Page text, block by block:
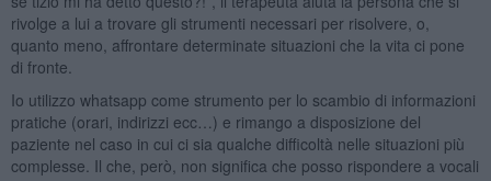
rivolge a lui a trovare gli strumenti necessari per risolvere, o,
quanto meno, affrontare determinate situazioni che la vita ci pone
di fronte.
Io utilizzo whatsapp come strumento per lo scambio di informazioni
pratiche (orari, indirizzi ecc…) e rimango a disposizione del
paziente nel caso in cui ci sia qualche difficoltà nelle situazioni più
complesse. Il che, però, non significa che posso rispondere a vocali